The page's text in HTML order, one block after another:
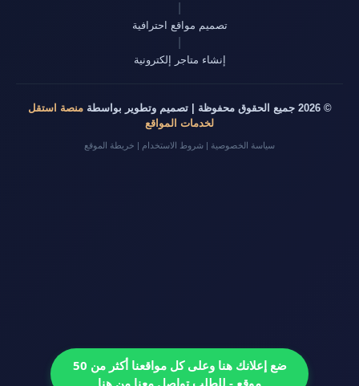
تصميم مواقع احترافية
إنشاء متاجر إلكترونية
© 2026 جميع الحقوق محفوظة | تصميم وتطوير بواسطة
منصة استقل
لخدمات المواقع
سياسة الخصوصية | شروط الاستخدام | خريطة الموقع
ضع إعلانك هنا وعلى كل مواقعنا أكثر من 50
موقع - للطلب تواصل معنا من هنا